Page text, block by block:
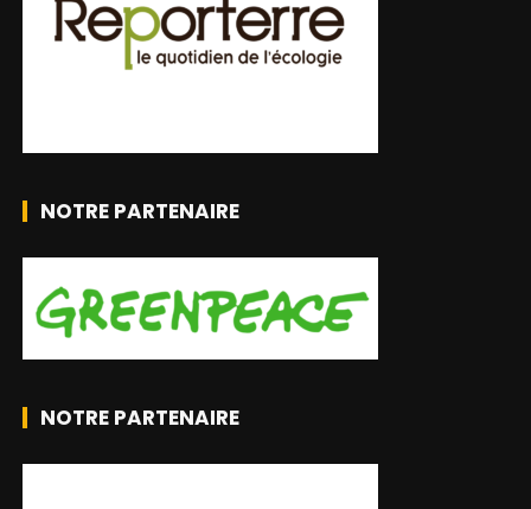
NOTRE PARTENAIRE
NOTRE PARTENAIRE